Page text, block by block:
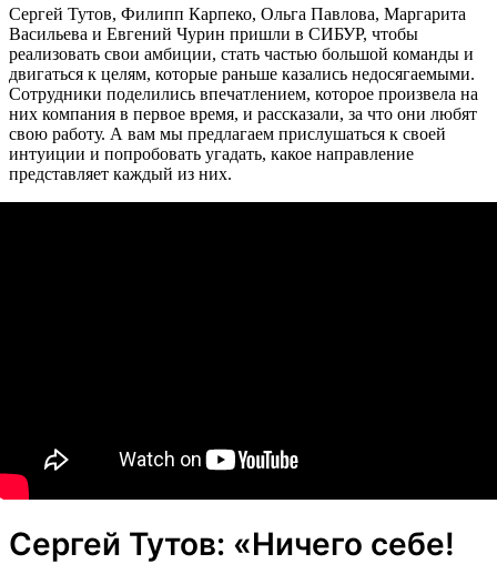
Сергей Тутов, Филипп Карпеко, Ольга Павлова, Маргарита
Васильева и Евгений Чурин пришли в СИБУР, чтобы
реализовать свои амбиции, стать частью большой команды и
двигаться к целям, которые раньше казались недосягаемыми.
Сотрудники поделились впечатлением, которое произвела на
них компания в первое время, и рассказали, за что они любят
свою работу. А вам мы предлагаем прислушаться к своей
интуиции и попробовать угадать, какое направление
представляет каждый из них.
Сергей Тутов: «Ничего себе!